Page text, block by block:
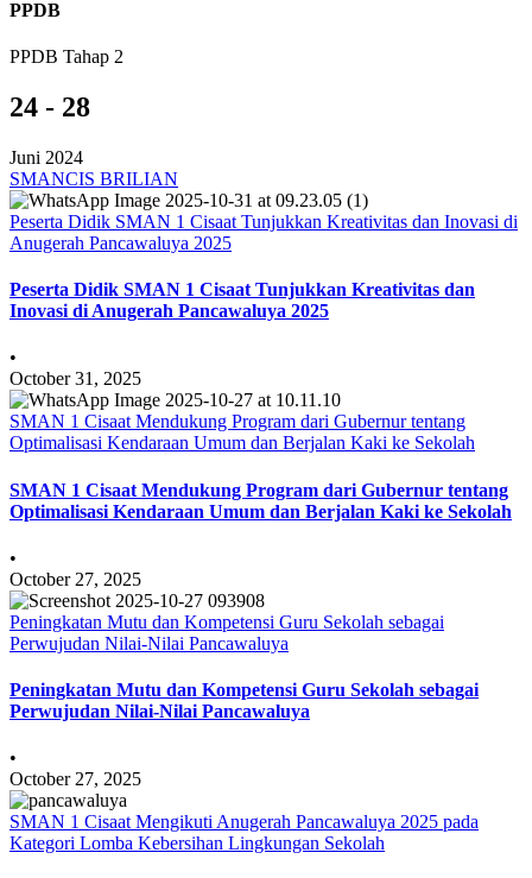
PPDB
PPDB Tahap 2
24 - 28
Juni 2024
SMANCIS BRILIAN
Peserta Didik SMAN 1 Cisaat Tunjukkan Kreativitas dan Inovasi di
Anugerah Pancawaluya 2025
Peserta Didik SMAN 1 Cisaat Tunjukkan Kreativitas dan
Inovasi di Anugerah Pancawaluya 2025
•
October 31, 2025
SMAN 1 Cisaat Mendukung Program dari Gubernur tentang
Optimalisasi Kendaraan Umum dan Berjalan Kaki ke Sekolah
SMAN 1 Cisaat Mendukung Program dari Gubernur tentang
Optimalisasi Kendaraan Umum dan Berjalan Kaki ke Sekolah
•
October 27, 2025
Peningkatan Mutu dan Kompetensi Guru Sekolah sebagai
Perwujudan Nilai-Nilai Pancawaluya
Peningkatan Mutu dan Kompetensi Guru Sekolah sebagai
Perwujudan Nilai-Nilai Pancawaluya
•
October 27, 2025
SMAN 1 Cisaat Mengikuti Anugerah Pancawaluya 2025 pada
Kategori Lomba Kebersihan Lingkungan Sekolah